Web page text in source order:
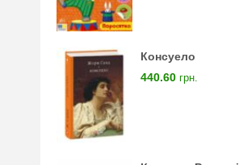
Консуело
440.60 грн.